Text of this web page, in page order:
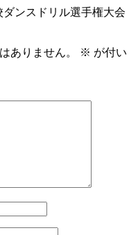
ンスドリル選手権大会
ありません。 ※ が付い